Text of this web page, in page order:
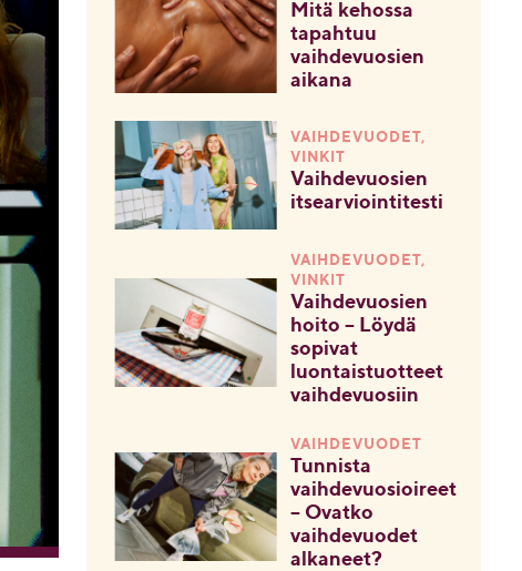
Mitä kehossa
tapahtuu
vaihdevuosien
aikana
VAIHDEVUODET,
VINKIT
Vaihdevuosien
itsearviointitesti
VAIHDEVUODET,
VINKIT
Vaihdevuosien
hoito – Löydä
sopivat
luontaistuotteet
vaihdevuosiin
VAIHDEVUODET
Tunnista
vaihdevuosioireet
– Ovatko
vaihdevuodet
alkaneet?